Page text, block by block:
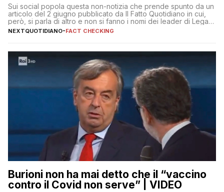
Sui social popola questa non-notizia che prende spunto da un
articolo del 2 giugno pubblicato da Il Fatto Quotidiano in cui,
però, si parla di altro e non si fanno i nomi dei leader di Lega e
Fratelli d’Italia
NEXTQUOTIDIANO-FACT CHECKING
Burioni non ha mai detto che il “vaccino
contro il Covid non serve” | VIDEO